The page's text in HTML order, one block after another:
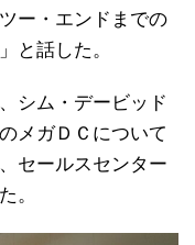
ー・エンドまでの
と話した。
シム・デービッド
メガＤＣについて
セールスセンター
。